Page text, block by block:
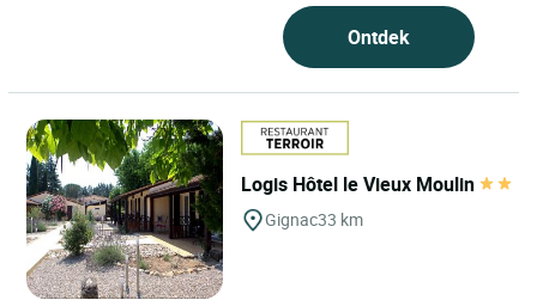
Ontdek
Logis Hôtel le Vieux Moulin
Gignac33 km